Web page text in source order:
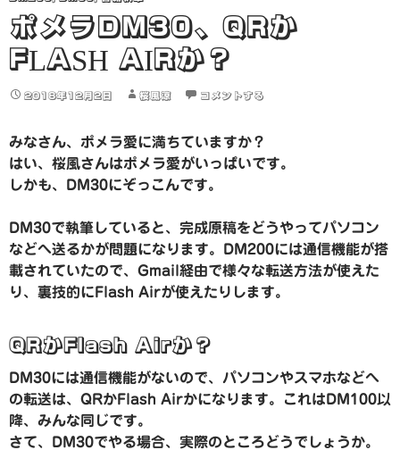
ポメラDM30、QRか
FLASH AIRか？
2018年12月2日 桜風涼 コメントする
みなさん、ポメラ愛に満ちていますか？
はい、桜風さんはポメラ愛がいっぱいです。
しかも、DM30にぞっこんです。
DM30で執筆していると、完成原稿をどうやってパソコン
などへ送るかが問題になります。DM200には通信機能が搭
載されていたので、Gmail経由で様々な転送方法が使えた
り、裏技的にFlash Airが使えたりします。
QRかFlash Airか？
DM30には通信機能がないので、パソコンやスマホなどへ
の転送は、QRかFlash Airかになります。これはDM100以
降、みんな同じです。
さて、DM30でやる場合、実際のところどうでしょうか。